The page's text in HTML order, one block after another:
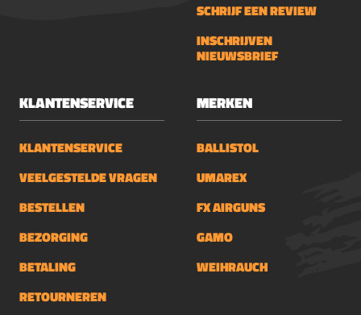
SCHRIJF EEN REVIEW
INSCHRIJVEN
NIEUWSBRIEF
KLANTENSERVICE
KLANTENSERVICE
VEELGESTELDE VRAGEN
BESTELLEN
BEZORGING
BETALING
RETOURNEREN
MERKEN
BALLISTOL
UMAREX
FX AIRGUNS
GAMO
WEIHRAUCH